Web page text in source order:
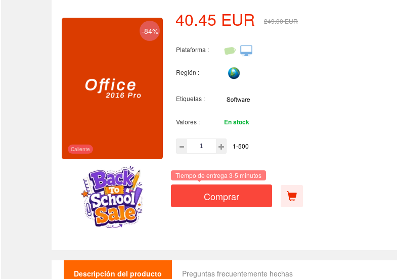
-84%
Caliente
40.45 EUR 249.00EUR
Plataforma :
Región :
Etiquetas :
Valores : En stock
1-500
Tiempo de entrega 3-5 minutos
Comprar
Descripción del producto Preguntas frecuentemente hechas